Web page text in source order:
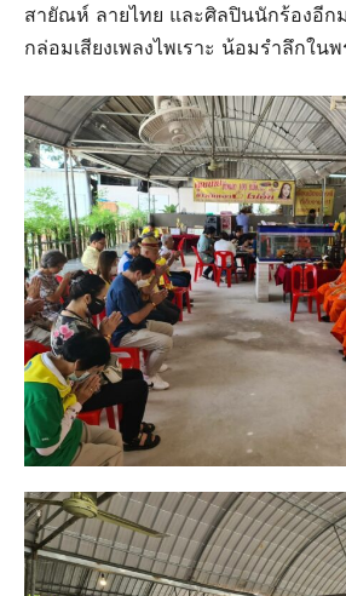
สายัณห์ ลายไทย และศิลปินนักร้องอีก
กล่อมเสียงเพลงไพเราะ น้อมรําลึกใ